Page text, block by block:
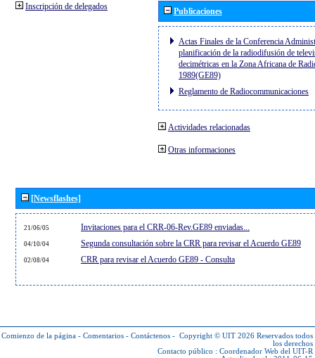
Inscripción de delegados Publicaciones
Actas Finales de la Conferencia
planificación de la radiodifusión de
decimétricas en la Zona Africana de
1989(GE89)
Reglamento de Radiocommunicaciones
Actividades relacionadas
Otras informaciones
[Newsflashes]
21/06/05 Invitaciones para el CRR-06-Rev.GE89 enviadas...
04/10/04 Segunda consultación sobre la CRR para revisar el Acuerdo GE89
02/08/04 CRR para revisar el Acuerdo GE89 - Consulta
Comienzo de la página - Comentarios - Contáctenos - Copyright © UIT 2026 Reservados todos
los derechos
Contacto público : Coordenador Web del UIT-R